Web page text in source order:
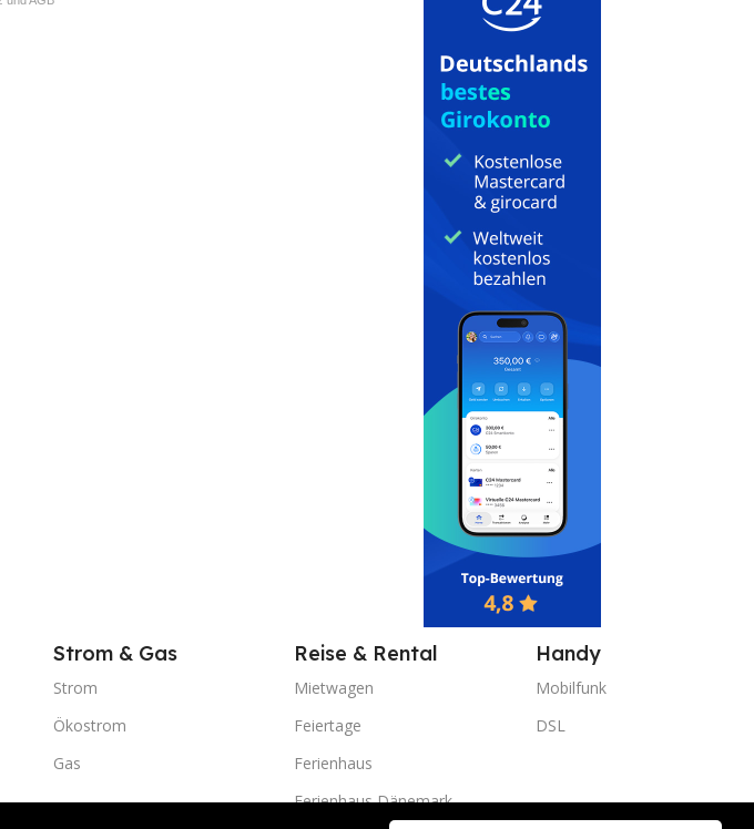
Strom & Gas
Strom
Ökostrom
Gas
Reise & Rental
Mietwagen
Feiertage
Ferienhaus
Ferienhaus Dänemark
Handy
Mobilfunk
DSL